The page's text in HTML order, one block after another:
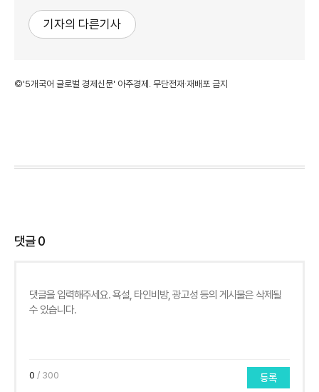
기자의 다른기사
©'5개국어 글로벌 경제신문' 아주경제. 무단전재·재배포 금지
댓글0
0 / 300 등록